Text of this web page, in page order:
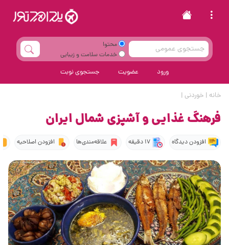
محتوا
خدمات سلامت و زیبایی
ورود عضویت جستجوی نوبت
خانه | خوردنی |
فرهنگ غذایی و آشپزی شمال ایران
افزودن دیدگاه 17 دقیقه علاقه‌مندی‌ها افزودن اصلاحیه